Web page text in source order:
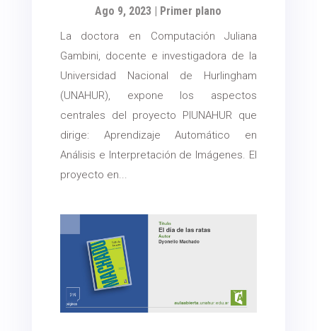
Ago 9, 2023
Primer plano
La doctora en Computación Juliana
Gambini, docente e investigadora de la
Universidad Nacional de Hurlingham
(UNAHUR), expone los aspectos
centrales del proyecto PIUNAHUR que
dirige: Aprendizaje Automático en
Análisis e Interpretación de Imágenes. El
proyecto en...